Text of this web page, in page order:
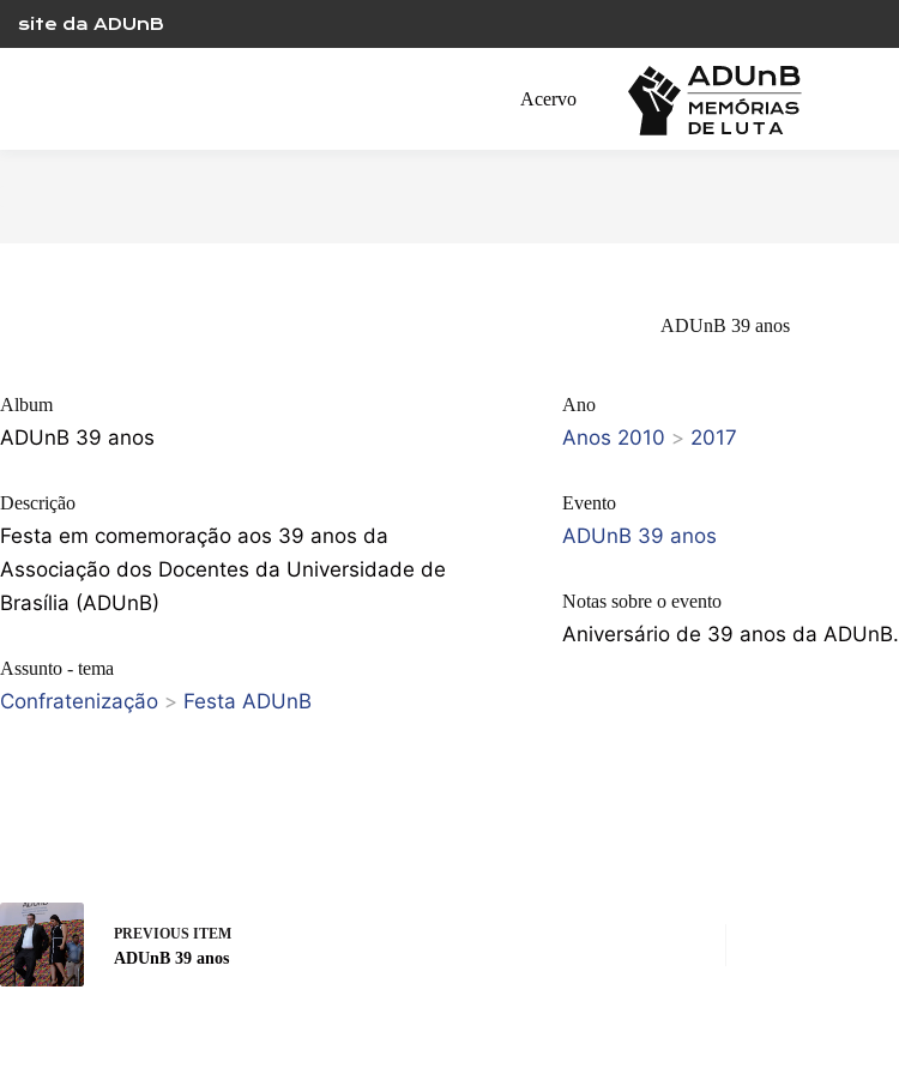
content
site da ADUnB
Acervo
ADUnB 39 anos
Album
ADUnB 39 anos
Descrição
Festa em comemoração aos 39 anos da
Associação dos Docentes da Universidade de
Brasília (ADUnB)
Assunto - tema
Confratenização > Festa ADUnB
Ano
Anos 2010 > 2017
Evento
ADUnB 39 anos
Notas sobre o evento
Aniversário de 39 anos da ADUnB.
PREVIOUS ITEM
ADUnB 39 anos